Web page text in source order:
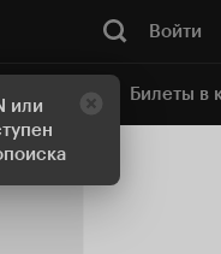
или
Войти
Билеты в